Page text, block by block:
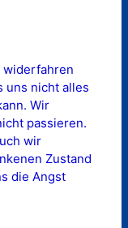
widerfahren
uns nicht alles
Wir
passieren.
wir
Zustand
die Angst